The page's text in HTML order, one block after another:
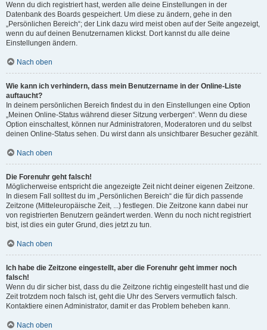
Wenn du dich registriert hast, werden alle deine Einstellungen in der
Datenbank des Boards gespeichert. Um diese zu ändern, gehe in den
„Persönlichen Bereich“; der Link dazu wird meist oben auf der Seite angezeigt,
wenn du auf deinen Benutzernamen klickst. Dort kannst du alle deine
Einstellungen ändern.
Nach oben
Wie kann ich verhindern, dass mein Benutzername in der Online-Liste
auftaucht?
In deinem persönlichen Bereich findest du in den Einstellungen eine Option
„Meinen Online-Status während dieser Sitzung verbergen“. Wenn du diese
Option einschaltest, können nur Administratoren, Moderatoren und du selbst
deinen Online-Status sehen. Du wirst dann als unsichtbarer Besucher gezählt.
Nach oben
Die Forenuhr geht falsch!
Möglicherweise entspricht die angezeigte Zeit nicht deiner eigenen Zeitzone.
In diesem Fall solltest du im „Persönlichen Bereich“ die für dich passende
Zeitzone (Mitteleuropäische Zeit, ...) festlegen. Die Zeitzone kann dabei nur
von registrierten Benutzern geändert werden. Wenn du noch nicht registriert
bist, ist dies ein guter Grund, dies jetzt zu tun.
Nach oben
Ich habe die Zeitzone eingestellt, aber die Forenuhr geht immer noch
falsch!
Wenn du dir sicher bist, dass du die Zeitzone richtig eingestellt hast und die
Zeit trotzdem noch falsch ist, geht die Uhr des Servers vermutlich falsch.
Kontaktiere einen Administrator, damit er das Problem beheben kann.
Nach oben